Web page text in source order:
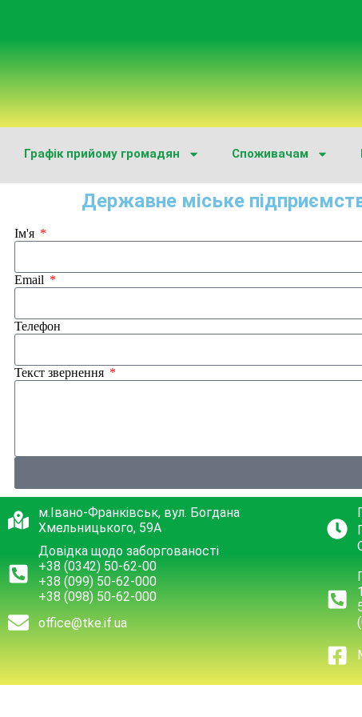
Графік прийому громадян Споживачам
Державне міське
Ім'я
Email
Телефон
Текст звернення
м.Івано-Франківськ, вул. Богдана
Хмельницького, 59А
Довідка щодо заборгованості
+38 (0342) 50-62-00
+38 (099) 50-62-000
+38 (098) 50-62-000
office@tke.if.ua